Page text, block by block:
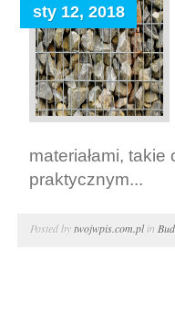
sty 12, 2018
materiałami,
praktycznym...
Posted bytwojwpis.com.plin